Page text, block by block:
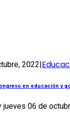
2022|
en educación y
06 de